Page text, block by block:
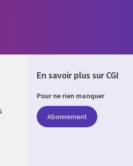
En savoir plus sur CGI
Pour ne rien manquer
Abonnement